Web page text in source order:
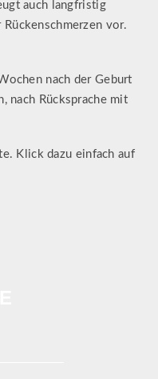
auch langfristig
vor.
nach der Geburt
nach Rücksprache mit
Klick dazu einfach auf